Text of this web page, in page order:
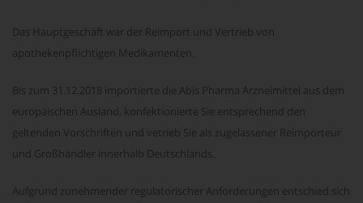
Das Hauptgeschäft war der Reimport und Vertrieb von
apothekenpflichtigen Medikamenten.
Bis zum 31.12.2018 importierte die Abis Pharma Arzneimittel aus dem
europäischen Ausland, konfektionierte Sie entsprechend den
geltenden Vorschriften und vetrieb Sie als zugelassener Reimporteur
und Großhändler innerhalb Deutschlands.
Aufgrund zunehmender regulatorischer Anforderungen entschied sich